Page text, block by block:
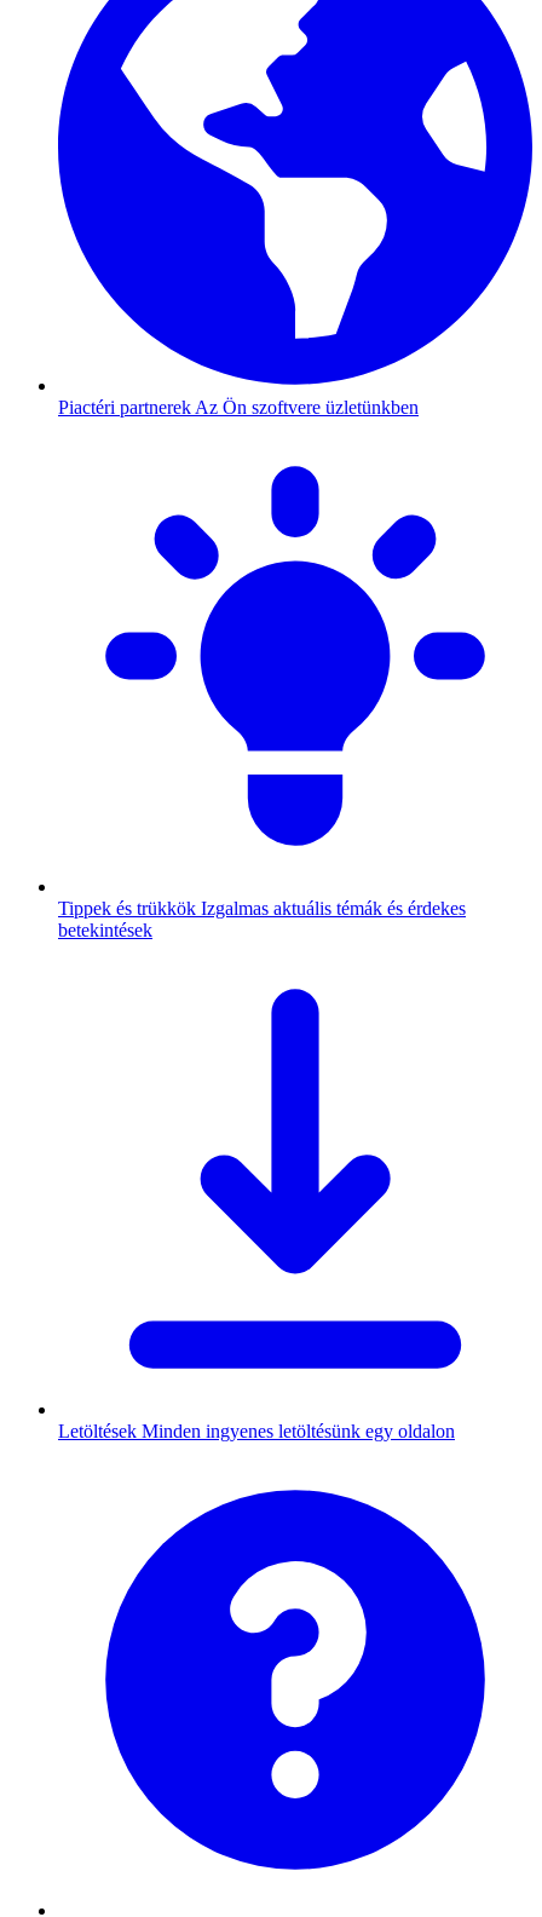
Piactéri partnerek Az Ön szoftvere üzletünkben
Tippek és trükkök Izgalmas aktuális témák és érdekes
betekintések
Letöltések Minden ingyenes letöltésünk egy oldalon